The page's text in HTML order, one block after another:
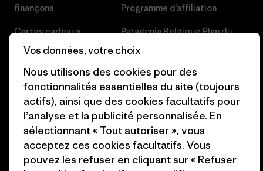
finançons
Cartes cadeaux
Nos magasins
Programme d’affiliation
Patagonia Belgique Plan du
site
© 2026 Patagonia, Inc. All Rights Reserved.
Vos données, votre choix
Nous utilisons des cookies pour des
fonctionnalités essentielles du site (toujours
actifs), ainsi que des cookies facultatifs pour
l’analyse et la publicité personnalisée. En
sélectionnant « Tout autoriser », vous
acceptez ces cookies facultatifs. Vous
pouvez les refuser en cliquant sur « Refuser